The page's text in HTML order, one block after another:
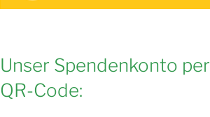
Unser Spendenkonto per
QR-Code: